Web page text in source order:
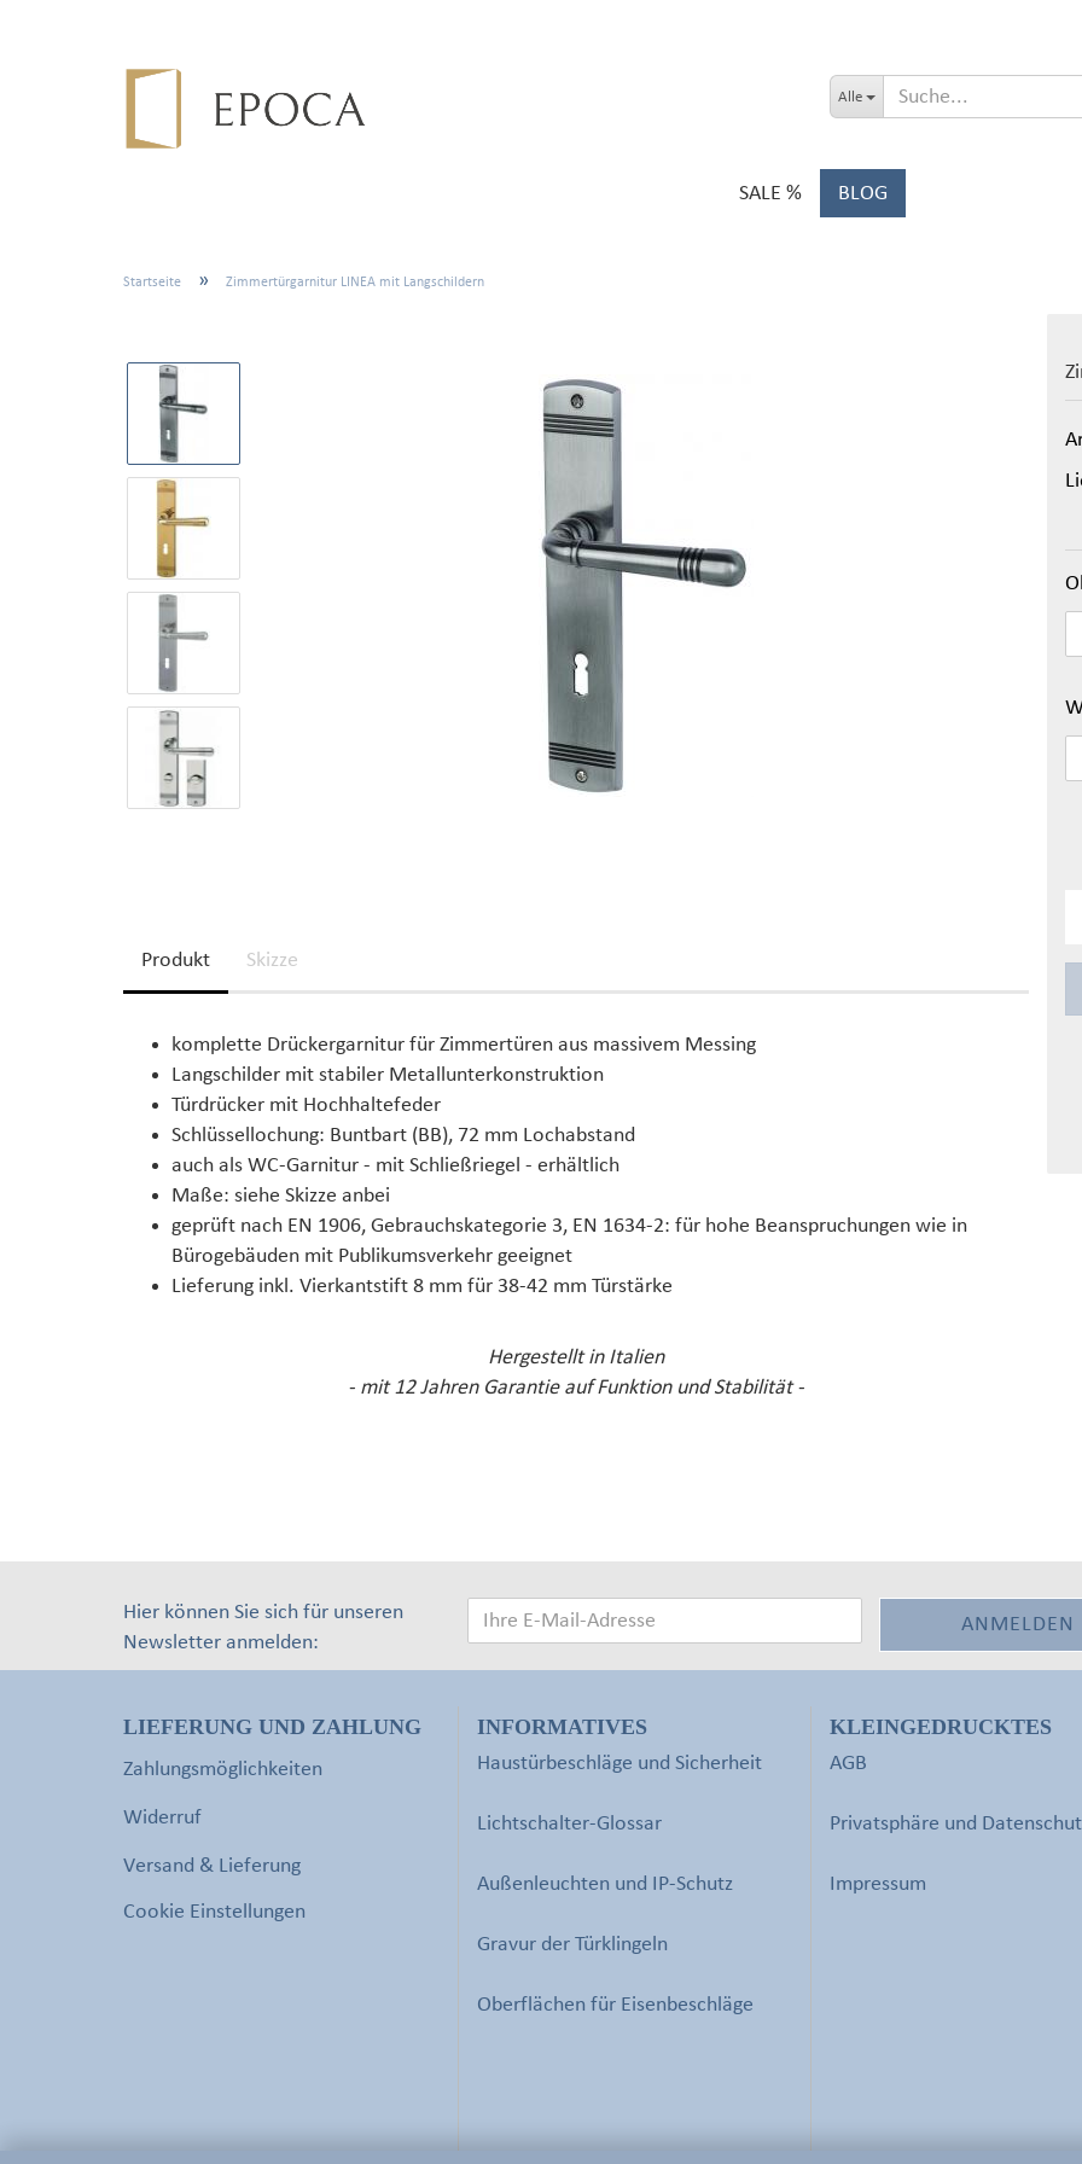
Alle
SALE % BLOG
Startseite » Zimmertürgarnitur LINEA mit Langschildern
Produkt Skizze
komplette Drückergarnitur für Zimmertüren aus massivem Messing
Langschilder mit stabiler Metallunterkonstruktion
Türdrücker mit Hochhaltefeder
Schlüssellochung: Buntbart (BB), 72 mm Lochabstand
auch als WC-Garnitur - mit Schließriegel - erhältlich
Maße: siehe Skizze anbei
geprüft nach EN 1906, Gebrauchskategorie 3, EN 1634-2: für hohe Beanspruchungen wie in
Bürogebäuden mit Publikumsverkehr geeignet
Lieferung inkl. Vierkantstift 8 mm für 38-42 mm Türstärke
Hergestellt in Italien
- mit 12 Jahren Garantie auf Funktion und Stabilität -
Hier können Sie sich für unseren
Newsletter anmelden:
LIEFERUNG UND ZAHLUNG
Zahlungsmöglichkeiten
Widerruf
Versand & Lieferung
Cookie Einstellungen
INFORMATIVES
Haustürbeschläge und Sicherheit
Lichtschalter-Glossar
Außenleuchten und IP-Schutz
Gravur der Türklingeln
Oberflächen für Eisenbeschläge
KLEINGEDRUCKTES
AGB
Privatsphäre und
Impressum